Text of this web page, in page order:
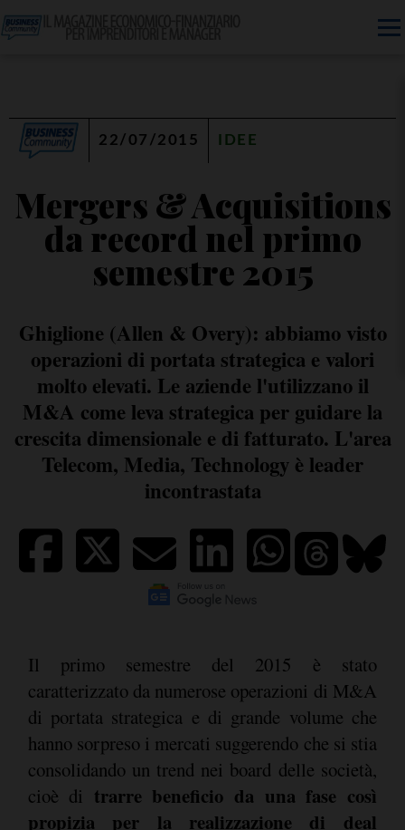
22/07/2015 IDEE
Mergers & Acquisitions
da record nel primo
semestre 2015
Ghiglione (Allen & Overy): abbiamo visto
operazioni di portata strategica e valori
molto elevati. Le aziende l'utilizzano il
M&A come leva strategica per guidare la
crescita dimensionale e di fatturato. L'area
Telecom, Media, Technology è leader
incontrastata
Il primo semestre del 2015 è stato
caratterizzato da numerose operazioni di M&A
di portata strategica e di grande volume che
hanno sorpreso i mercati suggerendo che si stia
consolidando un trend nei board delle società,
cioè di trarre beneficio da una fase così
propizia per la realizzazione di deal